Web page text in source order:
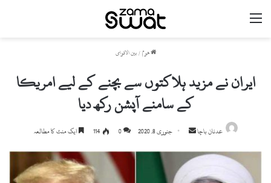
ھوم / بین الاقوامی
ایران نے مزید ہلاکتوں سے بچنے کے لیے امریکا
کے سامنے آپشن رکھ دیا
عدنان باچا
n
جنوری 8, 2020 0
114 ایک منٹ کا مطالعہ